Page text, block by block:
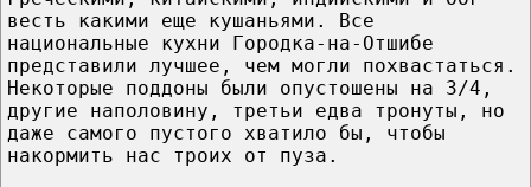
весть какими еще кушаньями. Все
национальные кухни Городка-на-Отшибе
представили лучшее, чем могли похвастаться.
Некоторые поддоны были опустошены на 3/4,
другие наполовину, третьи едва тронуты, но
даже самого пустого хватило бы, чтобы
накормить нас троих от пуза.